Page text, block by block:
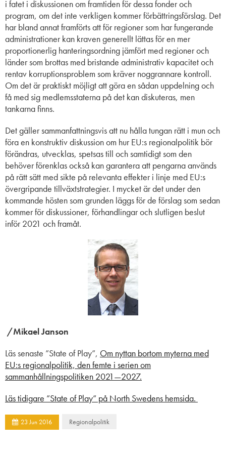
i fatet i diskussionen om framtiden för dessa fonder och
program, om det inte verkligen kommer förbättringsförslag. Det
har bland annat framförts att för regioner som har fungerande
administrationer kan kraven generellt lättas för en mer
proportionerlig hanteringsordning jämfört med regioner och
länder som brottas med bristande administrativ kapacitet och
rentav korruptionsproblem som kräver noggrannare kontroll.
Om det är praktiskt möjligt att göra en sådan uppdelning och
få med sig medlemsstaterna på det kan diskuteras, men
tankarna finns.
Det gäller sammanfattningsvis att nu hålla tungan rätt i mun och
föra en konstruktiv diskussion om hur EU:s regionalpolitik bör
förändras, utvecklas, spetsas till och samtidigt som den
behöver förenklas också kan garantera att pengarna används
på rätt sätt med sikte på relevanta effekter i linje med EU:s
övergripande tillväxtstrategier. I mycket är det under den
kommande hösten som grunden läggs för de förslag som sedan
kommer för diskussioner, förhandlingar och slutligen beslut
inför 2021 och framåt.
/Mikael Janson
Läs senaste ”State of Play”, Om nyttan bortom myterna med
EU:s regionalpolitik, den femte i serien om
sammanhållningspolitiken 2021—2027.
Läs tidigare ”State of Play” på North Swedens hemsida.
23 Jun 2016 Regionalpolitik